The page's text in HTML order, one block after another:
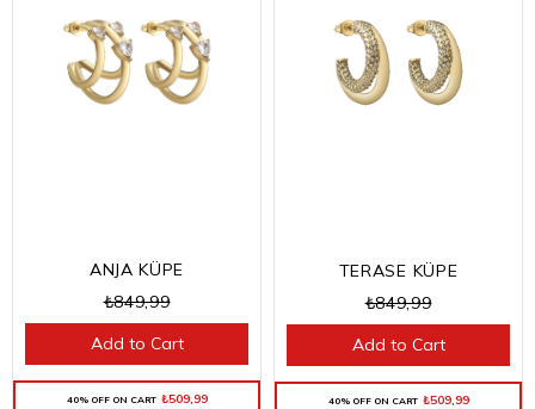
ANJA KÜPE
₺849,99
Add to Cart
40% OFF ON CART ₺509,99
TERASE KÜPE
₺849,99
Add to Cart
40% OFF ON CART ₺509,99